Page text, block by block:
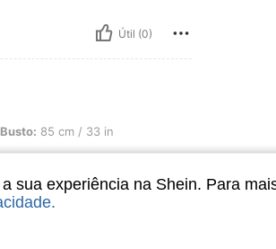
Útil (0)
Cintura: 85 cm / 33 in, Quadris: 90 cm / 35 in, Cor:
Busto: 85 cm / 33 in
sua experiência na Shein. Para
.